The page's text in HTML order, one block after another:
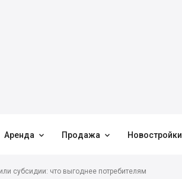
Аренда  Продажа  Новостройки
субсидии: что выгоднее потребителям